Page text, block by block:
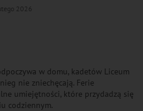
2026
w domu, kadetów Liceum
nie zniechęcają. Ferie
umiejętności, które przydadzą się
codziennym.